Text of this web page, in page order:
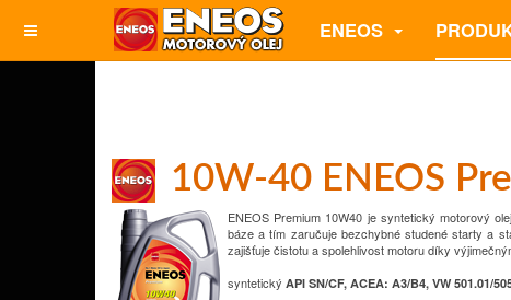
ENEOS
10W-40 ENEOS
ENEOS Premium 10W40 je syntetický motorový
báze a tím zaručuje bezchybné studené starty a
zajišťuje čistotu a spolehlivost motoru díky
syntetický API SN/CF, ACEA: A3/B4, VW 501.01/